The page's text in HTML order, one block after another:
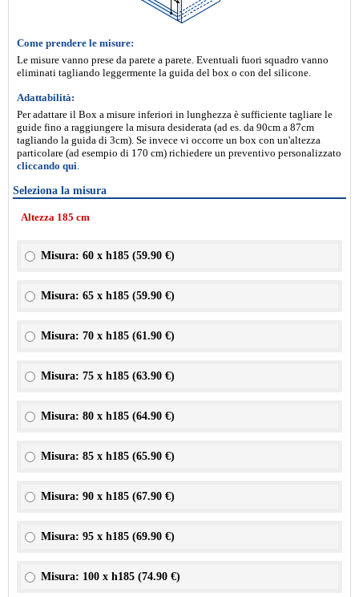
Come prendere le misure:
Le misure vanno prese da parete a parete. Eventuali fuori squadro vanno
eliminati tagliando leggermente la guida del box o con del silicone.
Adattabilità:
Per adattare il Box a misure inferiori in lunghezza è sufficiente tagliare le
guide fino a raggiungere la misura desiderata (ad es. da 90cm a 87cm
tagliando la guida di 3cm). Se invece vi occorre un box con un'altezza
particolare (ad esempio di 170 cm) richiedere un preventivo personalizzato
cliccando qui
Seleziona la misura
Altezza 185 cm
Misura: 60 x h185 (59.90 €)
Misura: 65 x h185 (59.90 €)
Misura: 70 x h185 (61.90 €)
Misura: 75 x h185 (63.90 €)
Misura: 80 x h185 (64.90 €)
Misura: 85 x h185 (65.90 €)
Misura: 90 x h185 (67.90 €)
Misura: 95 x h185 (69.90 €)
Misura: 100 x h185 (74.90 €)